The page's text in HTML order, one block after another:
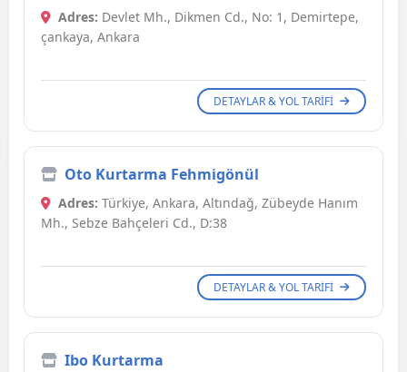
Adres: Devlet Mh., Dikmen Cd., No: 1, Demirtepe,
çankaya, Ankara
DETAYLAR & YOL TARIFI
Oto Kurtarma Fehmigönül
Adres: Türkiye, Ankara, Altındağ, Zübeyde Hanım
Mh., Sebze Bahçeleri Cd., D:38
DETAYLAR & YOL TARIFI
Ibo Kurtarma